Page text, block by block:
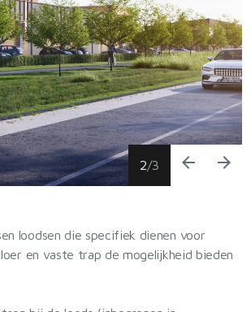
2/3 arrow_back arrow_forward
loodsen die specifiek dienen voor
en vaste trap de mogelijkheid bieden